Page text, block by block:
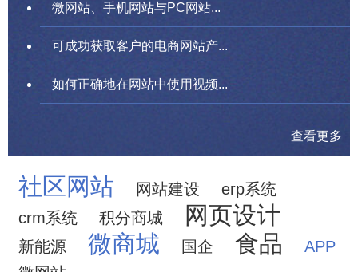
微网站、手机网站与PC网站...
可成功获取客户的电商网站产...
如何正确地在网站中使用视频...
查看更多
社区网站 网站建设
erp系统
crm系统
积分商城 网页设计
新能源 微商城 国企 食品
APP